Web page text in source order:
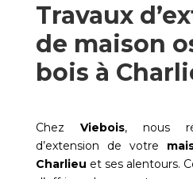
Travaux
de maison
bois à
Chez Viebois, nous
d’extension de votre
Charlieu et ses alentours.